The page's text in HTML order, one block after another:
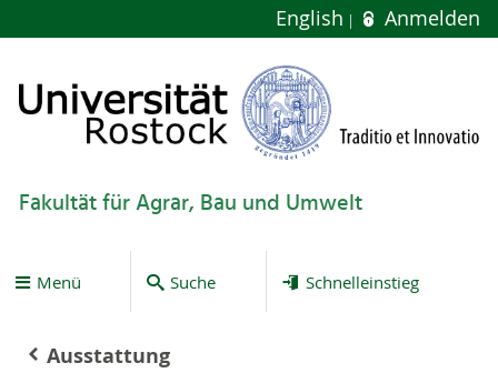
English Anmelden
Fakultät für Agrar, Bau und Umwelt
Menü Suche Schnelleinstieg
Ausstattung